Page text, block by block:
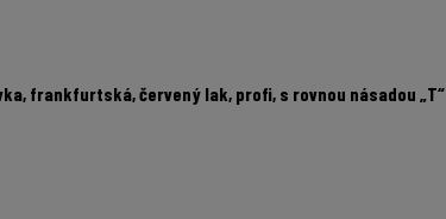
frankfurtská, červený lak, profi, s rovnou násadou „T“